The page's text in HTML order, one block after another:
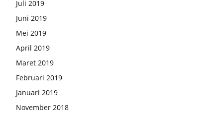
Juli 2019
Juni 2019
Mei 2019
April 2019
Maret 2019
Februari 2019
Januari 2019
November 2018